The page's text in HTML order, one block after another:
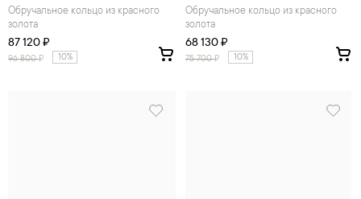
Обручальное кольцо из красного
золота
87 120 ₽
96 800₽ 10%
Обручальное кольцо из красного
золота
68 130 ₽
75 700₽ 10%